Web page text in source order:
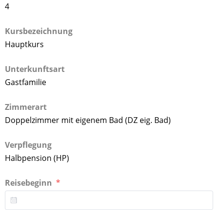
4
Kursbezeichnung
Hauptkurs
Unterkunftsart
Gastfamilie
Zimmerart
Doppelzimmer mit eigenem Bad (DZ eig. Bad)
Verpflegung
Halbpension (HP)
Reisebeginn